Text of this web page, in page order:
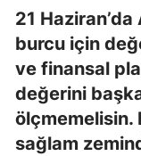
21 Haziran’da
burcu için
ve finansal
değerini
ölçmemelisin.
sağlam